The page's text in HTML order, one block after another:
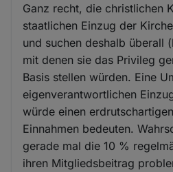
Ganz recht, die christlichen
staatlichen Einzug der
und suchen deshalb überall
mit denen sie das Privileg
Basis stellen würden. Eine
eigenverantwortlichen
würde einen
Einnahmen bedeuten.
gerade mal die 10 %
ihren Mitgliedsbeitrag